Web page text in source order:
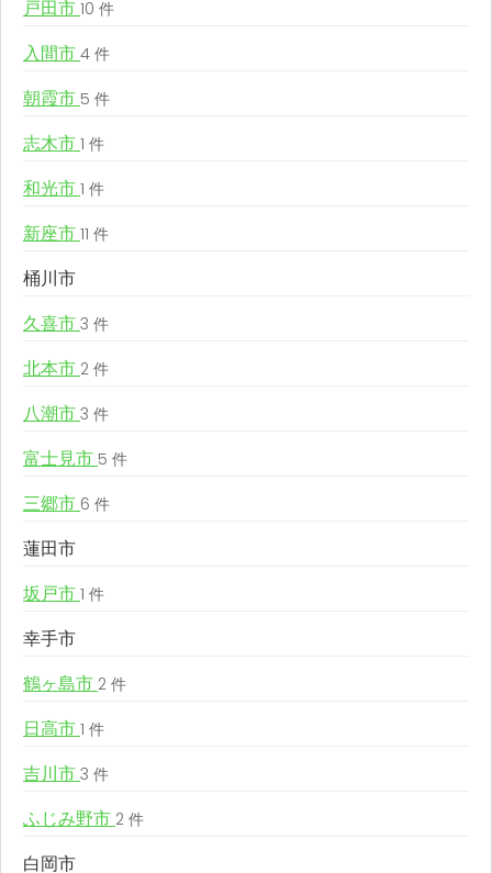
戸田市 10 件
入間市 4 件
朝霞市 5 件
志木市 1 件
和光市 1 件
新座市 11 件
桶川市
久喜市 3 件
北本市 2 件
八潮市 3 件
富士見市 5 件
三郷市 6 件
蓮田市
坂戸市 1 件
幸手市
鶴ヶ島市 2 件
日高市 1 件
吉川市 3 件
ふじみ野市 2 件
白岡市